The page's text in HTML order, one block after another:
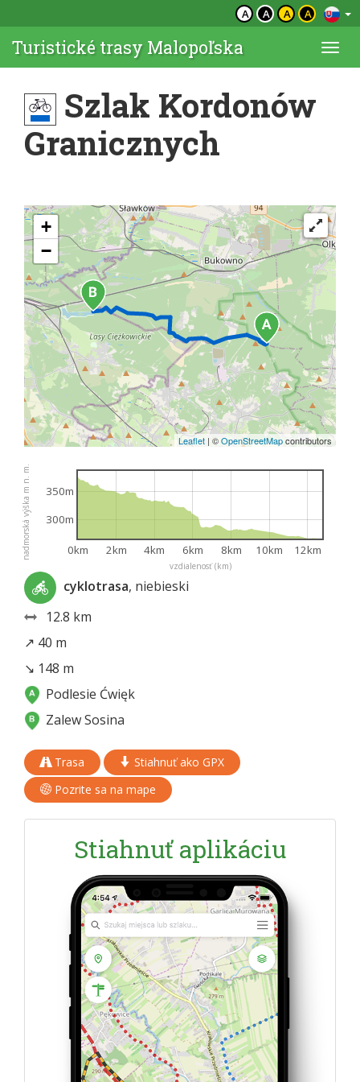
A A A A
Turistické trasy Malopoľska
Szlak Kordonów
Granicznych
+
−
Leaflet | ©OpenStreetMapcontributors
vzdialenosť (km)
nadmorská výška m n. m. 0km 2km 4km 6km 8km 10km 12km
300m
350m
cyklotrasa, niebieski
12.8 km
↗ 40 m
↘ 148 m
Podlesie Ćwięk
Zalew Sosina
Trasa
Stiahnuť ako GPX
Pozrite sa na mape
Stiahnuť aplikáciu